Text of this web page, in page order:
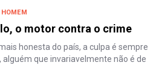
HOMEM
o motor contra o crime
honesta do país, a culpa é sempre
alguém que invariavelmente não é de